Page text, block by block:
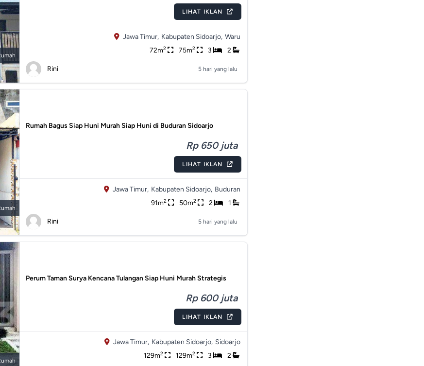
LIHAT IKLAN
Jawa Timur, Kabupaten Sidoarjo, Waru
72m2 75m2 3 2
Rini 5 hari yang lalu
Rumah Bagus Siap Huni Murah Siap Huni di Buduran Sidoarjo
Rp 650 juta
LIHAT IKLAN
Jawa Timur, Kabupaten Sidoarjo, Buduran
91m2 50m2 2 1
Rini 5 hari yang lalu
Perum Taman Surya Kencana Tulangan Siap Huni Murah Strategis
Rp 600 juta
LIHAT IKLAN
Jawa Timur, Kabupaten Sidoarjo, Sidoarjo
129m2 129m2 3 2